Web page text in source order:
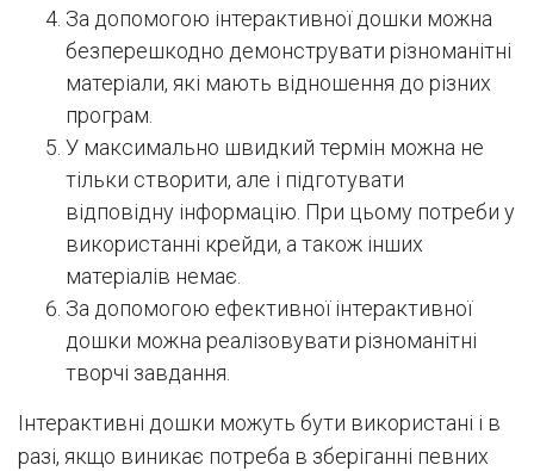
За допомогою інтерактивної дошки можна
безперешкодно демонструвати різноманітні
матеріали, які мають відношення до різних
програм.
У максимально швидкий термін можна не
тільки створити, але і підготувати
відповідну інформацію. При цьому потреби у
використанні крейди, а також інших
матеріалів немає.
За допомогою ефективної інтерактивної
дошки можна реалізовувати різноманітні
творчі завдання.
Інтерактивні дошки можуть бути використані і в
разі, якщо виникає потреба в зберіганні певних